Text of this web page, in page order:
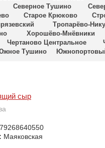
Северное Тушино
Старое Крюково
Тропарёво-
Хорошёво-Мнёвники
Чертаново Центральное
Тушино
сыр
Маяковская